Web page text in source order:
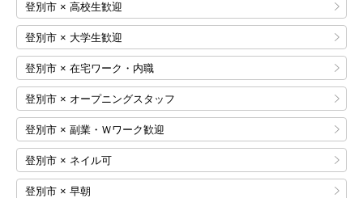
登別市 × 高校生歓迎
登別市 × 大学生歓迎
登別市 × 在宅ワーク・内職
登別市 × オープニングスタッフ
登別市 × 副業・Ｗワーク歓迎
登別市 × ネイル可
登別市 × 早朝